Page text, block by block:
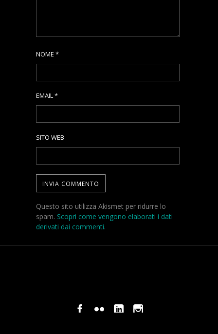
NOME *
EMAIL*
SITO WEB
Questo sito utilizza Akismet per ridurre lo
spam. Scopri come vengono elaborati i dati
derivati dai commenti.